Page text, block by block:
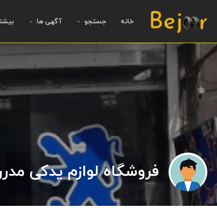
خانه جستجو آگهی ها
فروشگاه لوازم یدکی